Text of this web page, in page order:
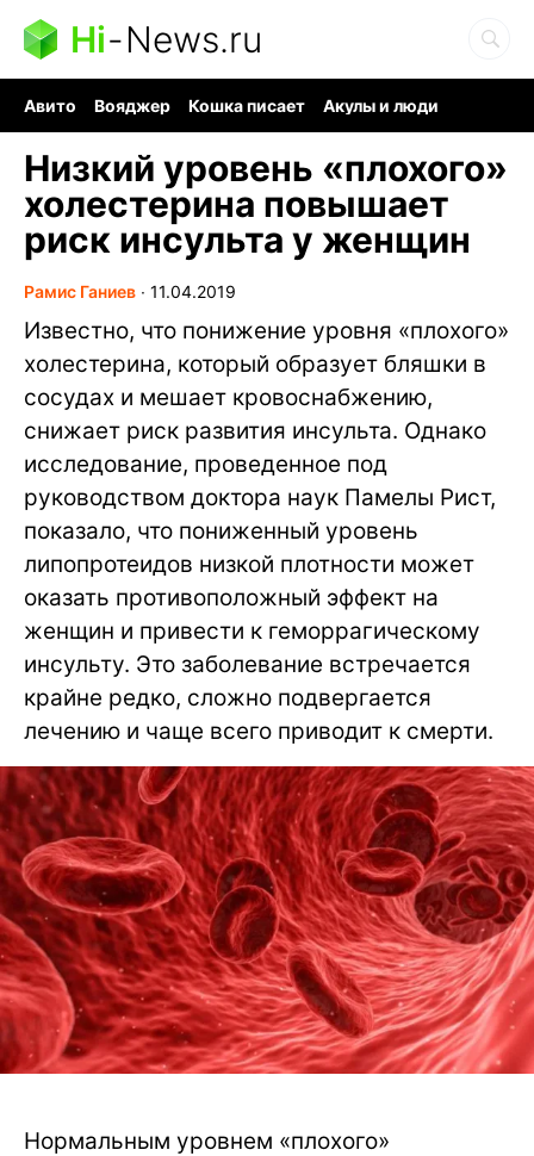
Hi-News.ru
Авито Вояджер Кошка писает
Акулы и люди
Низкий уровень «плохого»
холестерина повышает
риск инсульта у женщин
Рамис Ганиев ∙ 11.04.2019
Известно, что понижение уровня «плохого»
холестерина, который образует бляшки в
сосудах и мешает кровоснабжению,
снижает риск развития инсульта. Однако
исследование, проведенное под
руководством доктора наук Памелы Рист,
показало, что пониженный уровень
липопротеидов низкой плотности может
оказать противоположный эффект на
женщин и привести к геморрагическому
инсульту. Это заболевание встречается
крайне редко, сложно подвергается
лечению и чаще всего приводит к смерти.
Нормальным уровнем «плохого»